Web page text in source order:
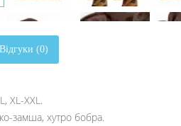
Відгуки (0)
XL-XXL.
замша, хутро бобра.